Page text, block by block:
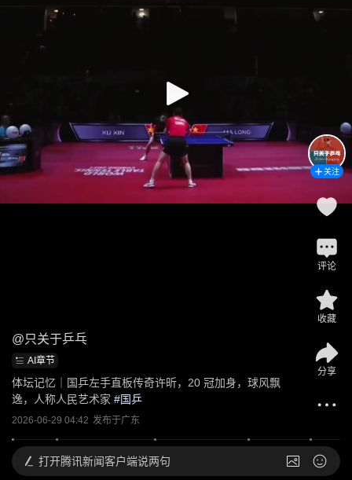
@只关于乒乓
AI章节
体坛记忆｜国乒左手直板传奇许昕，20 冠加身，球风飘
逸，人称人民艺术家 #国乒
2026-06-29 04:42 发布于广东
关注
评论
收藏
分享
打开腾讯新闻客户端说两句